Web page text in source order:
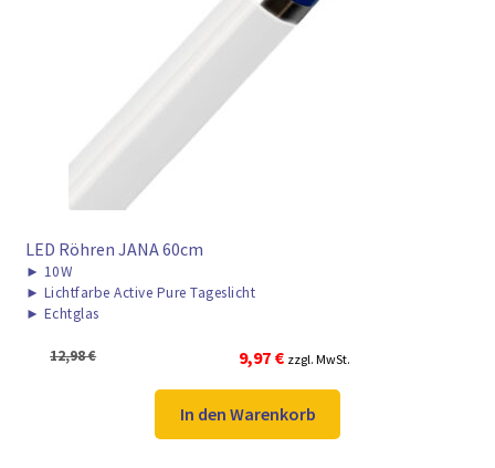
LED Röhren JANA 60cm
► 10W
► Lichtfarbe Active Pure Tageslicht
► Echtglas
12,98€
Ursprünglicher
Preis
war:
12,98 €
9,97 €Aktueller
Preis
ist:
9,97 €.
zzgl. MwSt.
In den Warenkorb